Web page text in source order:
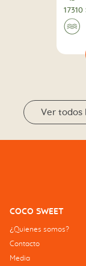
17310
🌊
Ver todos
COCO SWEET
¿Quienes somos?
Contacto
Media